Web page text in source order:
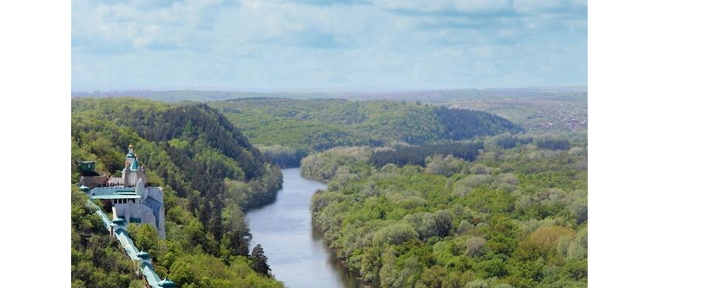
Hit enter to search or ESC to close